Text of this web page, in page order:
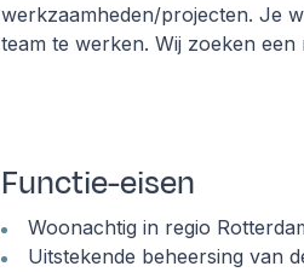
werkzaamheden/projecten. Je
team te werken. Wij zoeken
Functie-eisen
Woonachtig in regio
Uitstekende beheersing van